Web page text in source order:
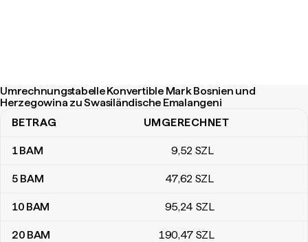
Umrechnungstabelle Konvertible Mark Bosnien und
Herzegowina zu Swasiländische Emalangeni
Umrechnungstabelle Konvertible Mark Bosnien und
BETRAG UMGERECHNET
1BAM 9,52 SZL
5 BAM 47,62 SZL
10 BAM 95,24 SZL
20 BAM 190,47 SZL